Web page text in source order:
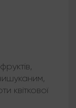
квіткової